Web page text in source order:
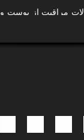
مراقبت از پوست و
تجربه‌ای امن، آسان
تلاش می‌کنیم